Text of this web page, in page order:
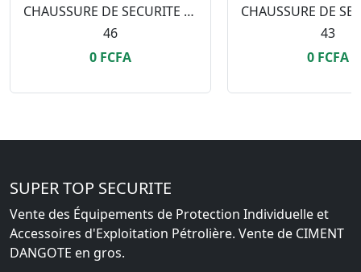
CHAUSSURE DE SECURITE MILLER P.46
46
0 FCFA
43
0 FCFA
SUPER TOP SECURITE
Vente des Équipements de Protection Individuelle et
Accessoires d'Exploitation Pétrolière. Vente de CIMENT
DANGOTE en gros.